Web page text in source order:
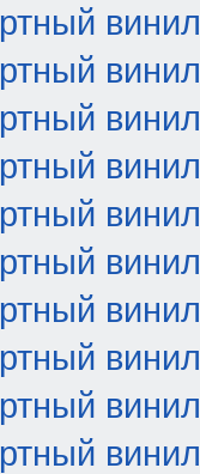
винил
винил
винил
винил
винил
винил
винил
винил
винил
винил